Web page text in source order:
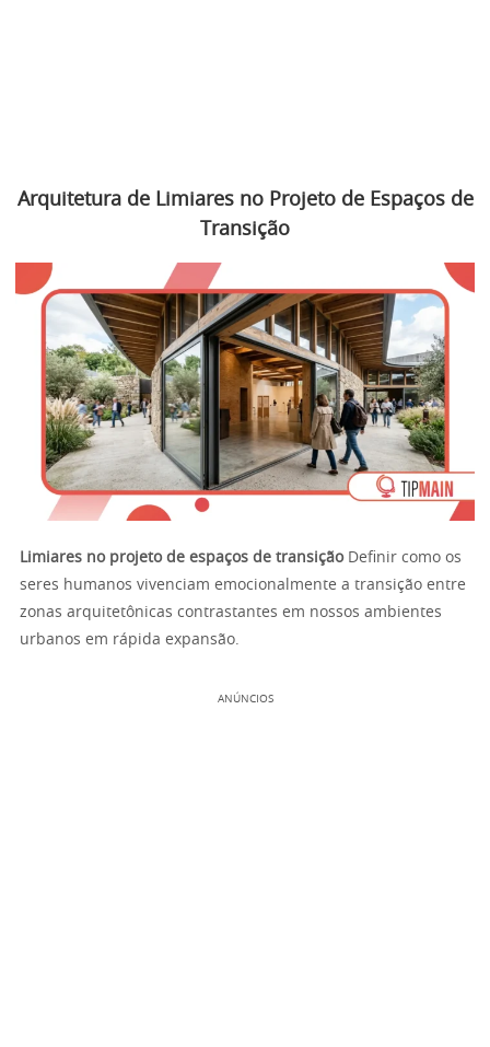
Arquitetura de Limiares no Projeto de Espaços de
Transição
Limiares no projeto de espaços de transiçãoDefinir como os
seres humanos vivenciam emocionalmente a transição entre
zonas arquitetônicas contrastantes em nossos ambientes
urbanos em rápida expansão.
ANÚNCIOS